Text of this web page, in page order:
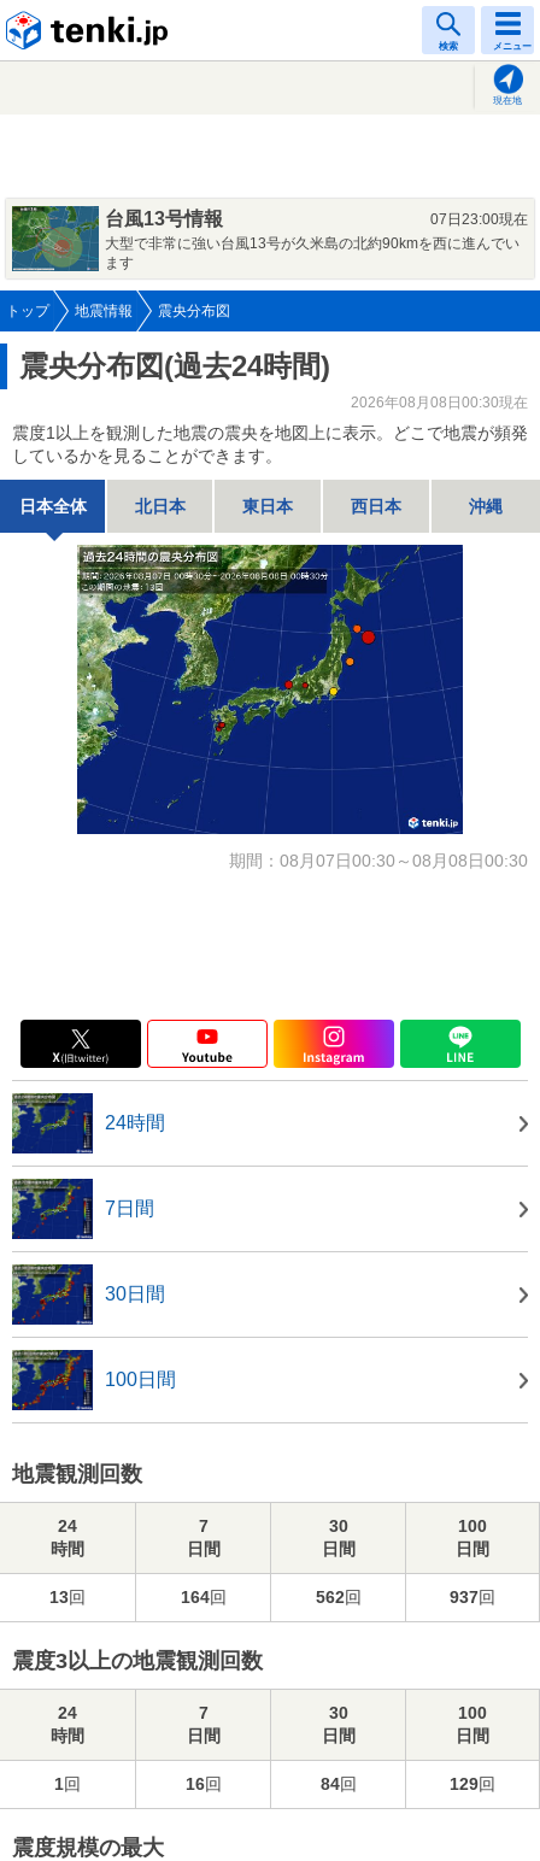
検索 メニュー
現在地
台風13号情報
07日23:00現在
大型で非常に強い台風13号が久米島の北約90kmを西に進んでい
ます
トップ 地震情報 震央分布図
震央分布図(過去24時間)
2026年08月08日00:30現在
震度1以上を観測した地震の震央を地図上に表示。どこで地震が頻発
しているかを見ることができます。
日本全体 北日本 東日本 西日本 沖縄
期間：08月07日00:30～08月08日00:30
24時間
7日間
30日間
100日間
地震観測回数
24
時間
7
日間
30
日間
100
日間
13回 164回 562回 937回
震度3以上の地震観測回数
24
時間
7
日間
30
日間
100
日間
1回 16回 84回 129回
震度規模の最大